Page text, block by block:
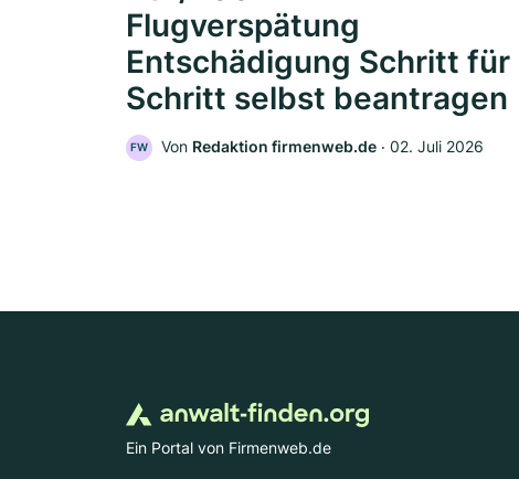
Flugverspätung
Entschädigung Schritt für
Schritt selbst beantragen
FW Von Redaktion firmenweb.de ‧ 02. Juli 2026
Ein Portal von Firmenweb.de